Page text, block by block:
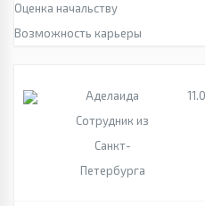
Оценка начальству
Возможность карьеры
Аделаида
Сотрудник из
Санкт-
Петербурга